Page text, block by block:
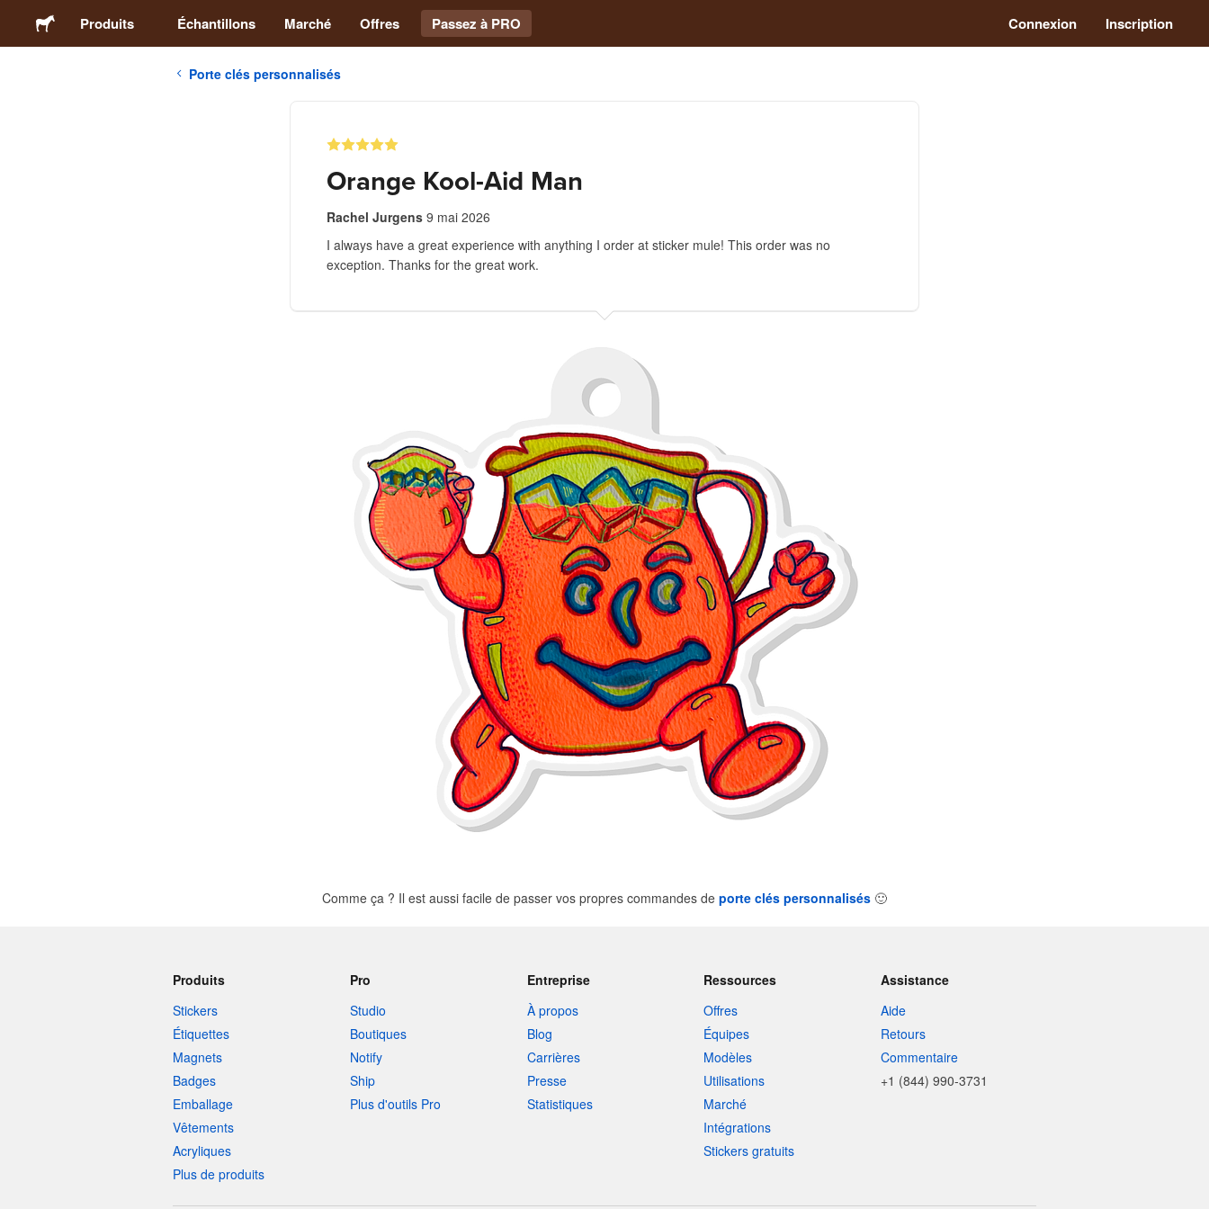
Produits Échantillons Marché Offres Passez à PRO Connexion Inscription
Porte clés personnalisés
Orange Kool-Aid Man
Rachel Jurgens 9 mai 2026
I always have a great experience with anything I order at sticker mule! This order was no
exception. Thanks for the great work.
Comme ça ? Il est aussi facile de passer vos propres commandes de porte clés personnalisés 🙂
Produits
Stickers
Étiquettes
Magnets
Badges
Emballage
Vêtements
Acryliques
Plus de produits
Pro
Studio
Boutiques
Notify
Ship
Plus d'outils Pro
Entreprise
À propos
Blog
Carrières
Presse
Statistiques
Ressources
Offres
Équipes
Modèles
Utilisations
Marché
Intégrations
Stickers gratuits
Assistance
Aide
Retours
Commentaire
+1 (844) 990-3731